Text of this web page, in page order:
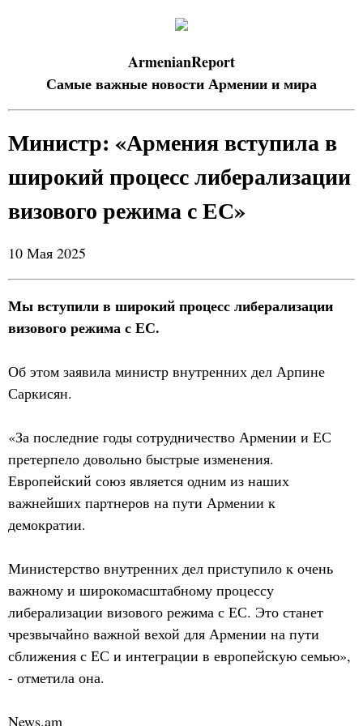
ArmenianReport
Самые важные новости Армении и мира
Министр: «Армения вступила в
широкий процесс либерализации
визового режима с ЕС»
10 Мая 2025
Мы вступили в широкий процесс либерализации
визового режима с ЕС.
Об этом заявила министр внутренних дел Арпине
Саркисян.
«За последние годы сотрудничество Армении и ЕС
претерпело довольно быстрые изменения.
Европейский союз является одним из наших
важнейших партнеров на пути Армении к
демократии.
Министерство внутренних дел приступило к очень
важному и широкомасштабному процессу
либерализации визового режима с ЕС. Это станет
чрезвычайно важной вехой для Армении на пути
сближения с ЕС и интеграции в европейскую семью»,
- отметила она.
News.am